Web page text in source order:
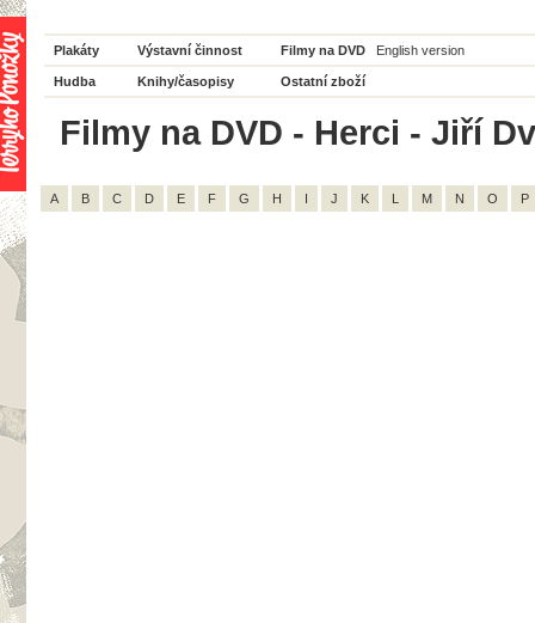
Plakáty Výstavní činnost Filmy na DVD English version
Hudba Knihy/časopisy Ostatní zboží
Filmy na DVD - Herci - Jiří
A B C D E F G H I J K L M N O P